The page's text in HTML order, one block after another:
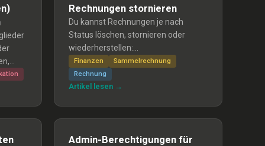
Die
Rechnungen stornieren
Du kannst Rechnungen je nach
Status löschen, stornieren oder
wiederherstellen:
unbezahlte/unschickte Rechnungen
löschen; versendete/bezahlt
Rechnungen stornieren; stornierte
Finanzen
Sammelrechnung
Rechnung
Artikel lesen →
Admin-Berechtigungen für